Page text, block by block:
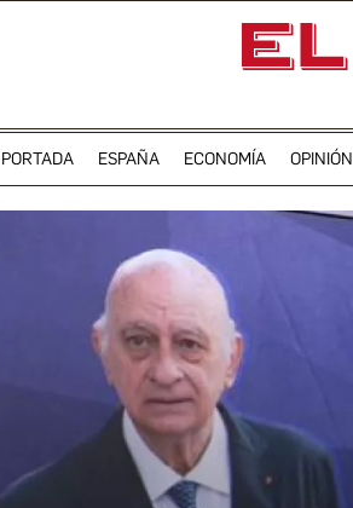
PORTADA ESPAÑA ECONOMÍA OPINIÓN